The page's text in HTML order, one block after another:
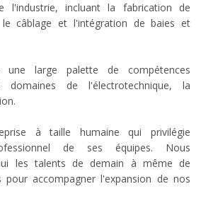
l'industrie, incluant la fabrication de
le câblage et l'intégration de baies et
large palette de compétences
domaines de l'électrotechnique, la
à taille humaine qui privilégie
de ses équipes. Nous
les talents de demain à même de
pour accompagner l'expansion de nos